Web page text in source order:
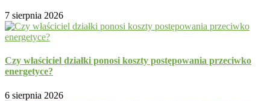
7 sierpnia 2026
Czy właściciel działki ponosi koszty postępowania przeciwko
energetyce?
6 sierpnia 2026